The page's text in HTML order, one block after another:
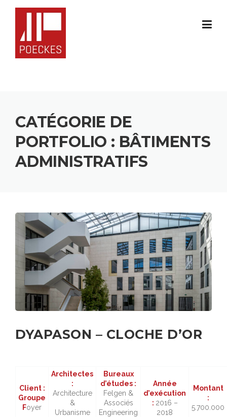
CATÉGORIE DE
PORTFOLIO : BÂTIMENTS
ADMINISTRATIFS
DYAPASON – CLOCHE D’OR
Client :
Groupe
Foyer
Architectes
:
Architecture
&
Urbanisme
Bureaux
d’études :
Felgen &
Associés
Engineering
Année
d’exécution
: 2016 –
2018
Montant
:
5.700.000